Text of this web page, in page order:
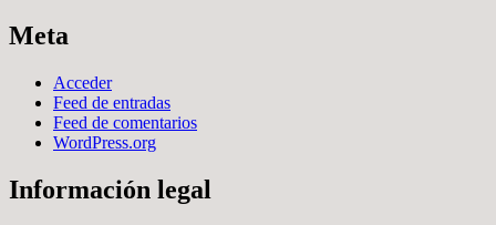
Meta
Acceder
Feed de entradas
Feed de comentarios
WordPress.org
Información legal